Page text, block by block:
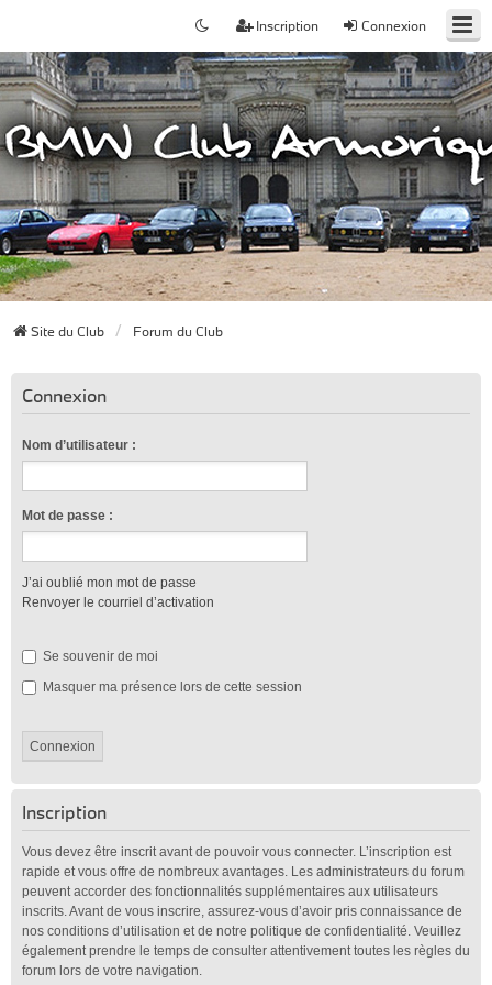
Connexion
Inscription
Site du Club Forum du Club
Connexion
Nom d’utilisateur :
Mot de passe :
J’ai oublié mon mot de passe
Renvoyer le courriel d’activation
Se souvenir de moi
Masquer ma présence lors de cette session
Inscription
Vous devez être inscrit avant de pouvoir vous connecter. L’inscription est
rapide et vous offre de nombreux avantages. Les administrateurs du forum
peuvent accorder des fonctionnalités supplémentaires aux utilisateurs
inscrits. Avant de vous inscrire, assurez-vous d’avoir pris connaissance de
nos conditions d’utilisation et de notre politique de confidentialité. Veuillez
également prendre le temps de consulter attentivement toutes les règles du
forum lors de votre navigation.